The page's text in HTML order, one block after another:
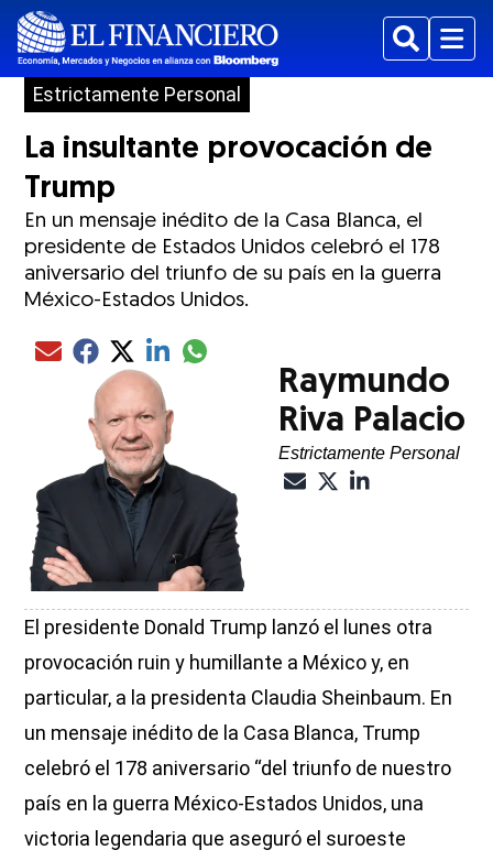
BuscarMenu
Estrictamente Personal
La insultante provocación de
Trump
En un mensaje inédito de la Casa Blanca, el
presidente de Estados Unidos celebró el 178
aniversario del triunfo de su país en la guerra
México-Estados Unidos.
Compartir el artículo actual mediante Email
Compartir el artículo actual mediante Facebook
Compartir el artículo actual mediante Twitter
Compartir el artículo actual mediante LinkedIn
Compartir el artículo actual mediante
Raymundo
Riva Palacio
Estrictamente Personal
El presidente Donald Trump lanzó el lunes otra
provocación ruin y humillante a México y, en
particular, a la presidenta Claudia Sheinbaum. En
un mensaje inédito de la Casa Blanca, Trump
celebró el 178 aniversario “del triunfo de nuestro
país en la guerra México-Estados Unidos, una
victoria legendaria que aseguró el suroeste